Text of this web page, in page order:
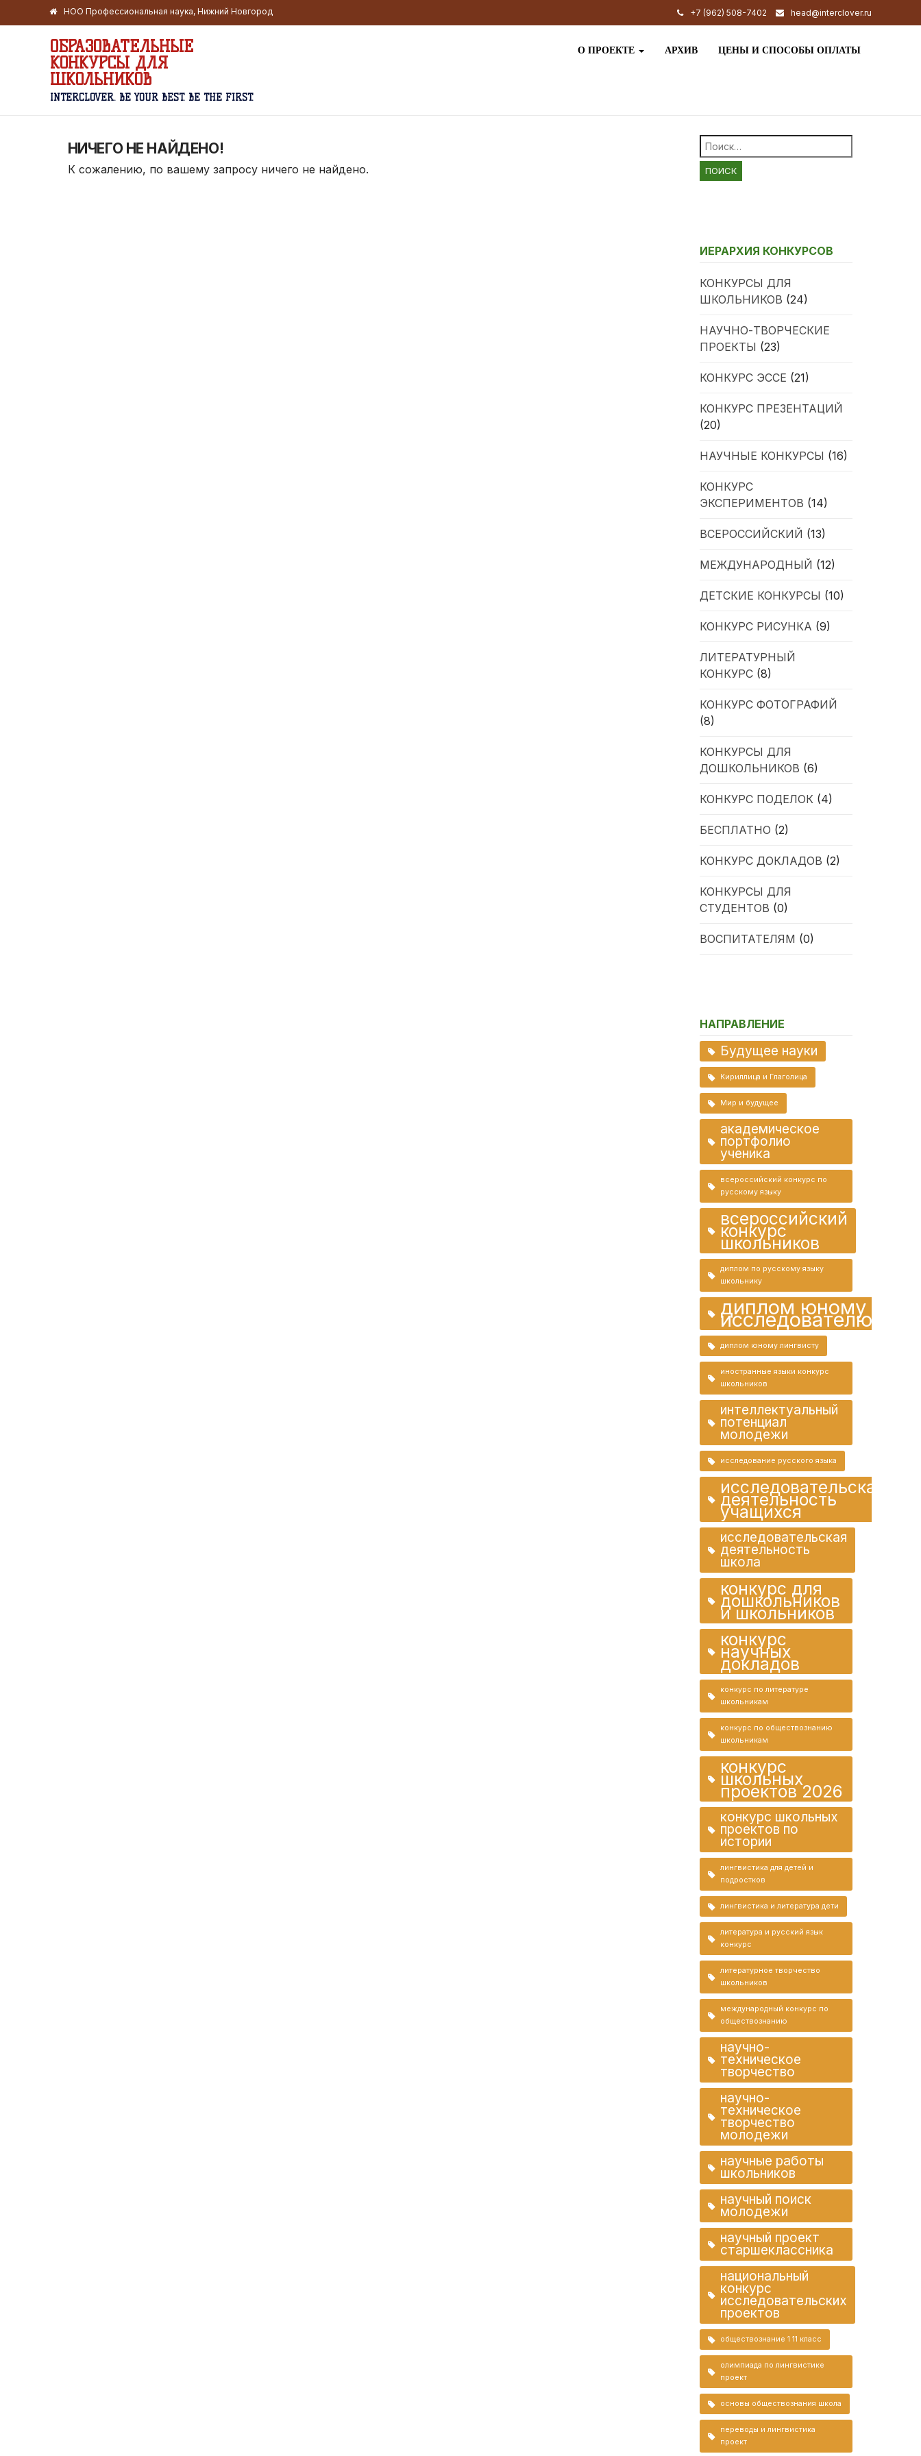
НОО Профессиональная наука, Нижний Новгород +7 (962) 508-7402 head@interclover.ru
ОБРАЗОВАТЕЛЬНЫЕ
КОНКУРСЫ ДЛЯ
ШКОЛЬНИКОВ
INTERCLOVER. BE YOUR BEST. BE THE FIRST.
О ПРОЕКТЕ АРХИВ ЦЕНЫ И СПОСОБЫ ОПЛАТЫ
НИЧЕГО НЕ НАЙДЕНО!
К сожалению, по вашему запросу ничего не найдено.
Найти:
ИЕРАРХИЯ КОНКУРСОВ
КОНКУРСЫ ДЛЯ
ШКОЛЬНИКОВ (24)
НАУЧНО-ТВОРЧЕСКИЕ
ПРОЕКТЫ (23)
КОНКУРС ЭССЕ (21)
КОНКУРС ПРЕЗЕНТАЦИЙ
(20)
НАУЧНЫЕ КОНКУРСЫ (16)
КОНКУРС
ЭКСПЕРИМЕНТОВ (14)
ВСЕРОССИЙСКИЙ (13)
МЕЖДУНАРОДНЫЙ (12)
ДЕТСКИЕ КОНКУРСЫ (10)
КОНКУРС РИСУНКА (9)
ЛИТЕРАТУРНЫЙ
КОНКУРС (8)
КОНКУРС ФОТОГРАФИЙ
(8)
КОНКУРСЫ ДЛЯ
ДОШКОЛЬНИКОВ (6)
КОНКУРС ПОДЕЛОК (4)
БЕСПЛАТНО (2)
КОНКУРС ДОКЛАДОВ (2)
КОНКУРСЫ ДЛЯ
СТУДЕНТОВ (0)
ВОСПИТАТЕЛЯМ (0)
НАПРАВЛЕНИЕ
Будущее науки
Кириллица и Глаголица
Мир и будущее
академическое
портфолио
ученика
всероссийский конкурс по
русскому языку
всероссийский
конкурс
школьников
диплом по русскому языку
школьнику
диплом юному
исследователю
диплом юному лингвисту
иностранные языки конкурс
школьников
интеллектуальный
потенциал
молодежи
исследование русского языка
исследовательская
деятельность
учащихся
исследовательская
деятельность
школа
конкурс для
дошкольников
и школьников
конкурс
научных
докладов
конкурс по литературе
школьникам
конкурс по обществознанию
школьникам
конкурс
школьных
проектов 2026
конкурс школьных
проектов по
истории
лингвистика для детей и
подростков
лингвистика и литература дети
литература и русский язык
конкурс
литературное творчество
школьников
международный конкурс по
обществознанию
научно-
техническое
творчество
научно-
техническое
творчество
молодежи
научные работы
школьников
научный поиск
молодежи
научный проект
старшеклассника
национальный
конкурс
исследовательских
проектов
обществознание 1 11 класс
олимпиада по лингвистике
проект
основы обществознания школа
переводы и лингвистика
проект